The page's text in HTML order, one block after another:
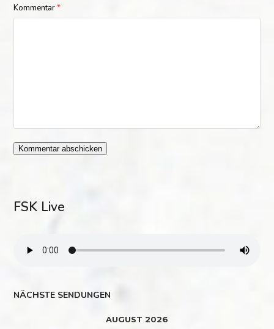
Kommentar*
FSK Live
NÄCHSTE SENDUNGEN
AUGUST 2026